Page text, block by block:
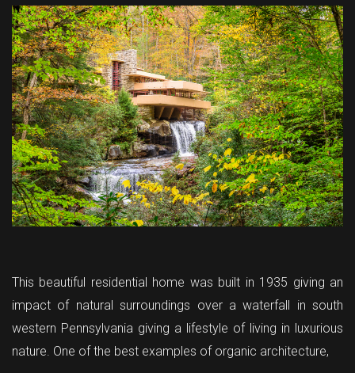
This beautiful residential home was built in 1935 giving an
impact of natural surroundings over a waterfall in south
western Pennsylvania giving a lifestyle of living in luxurious
nature. One of the best examples of organic architecture,